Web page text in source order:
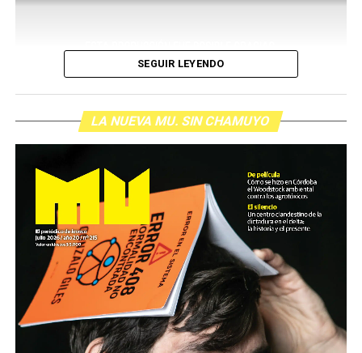
SEGUIR LEYENDO
LA NUEVA MU. SIN CHAMUYO